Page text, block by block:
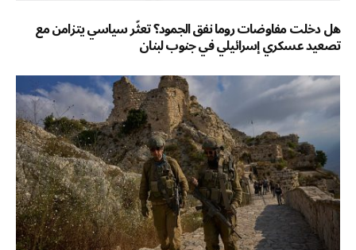
هل دخلت مفاوضات روما نفق الجمود؟ تعثّر سياسي يتزامن مع
تصعيد عسكري إسرائيلي في جنوب لبنان